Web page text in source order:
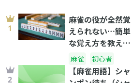
麻雀の役が全然覚
えられない…簡単
な覚え方を教え
て！
麻雀 初心者
【麻雀用語】シャ